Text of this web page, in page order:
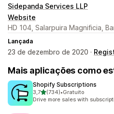
Sidepanda Services LLP
Website
HD 104, Salarpuira Magnificia,
Lançada
23 de dezembro de 2020 ·
Mais aplicações como
Shopify Subscriptions
3,7de 5 estrelas
(734)
734 total de avaliações
•Gratuito
Drive more sales with